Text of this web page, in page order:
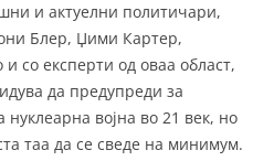
и актуелни политичари,
Блер, Џими Картер,
со експерти од оваа област,
да предупреди за
нуклеарна војна во 21 век, но
таа да се сведе на минимум.